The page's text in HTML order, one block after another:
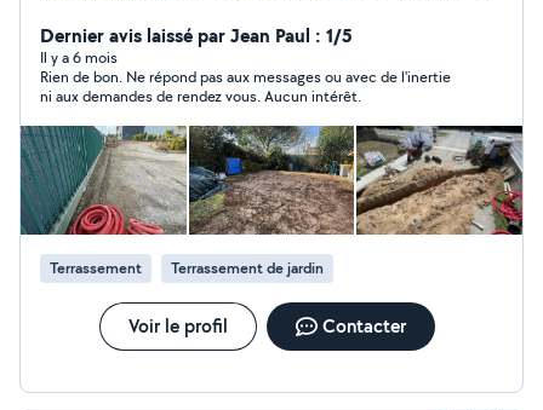
- élagage, abattage
Dernier avis laissé par Jean Paul : 1/5
Il y a 6 mois
Rien de bon. Ne répond pas aux messages ou avec de l'inertie
ni aux demandes de rendez vous. Aucun intérêt.
Terrassement Terrassement de jardin
Voir le profil Contacter